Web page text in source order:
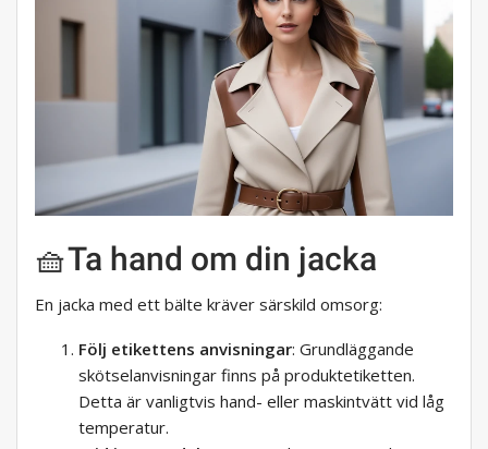
🧺Ta hand om din jacka
En jacka med ett bälte kräver särskild omsorg:
Följ etikettens anvisningar: Grundläggande
skötselanvisningar finns på produktetiketten.
Detta är vanligtvis hand- eller maskintvätt vid låg
temperatur.